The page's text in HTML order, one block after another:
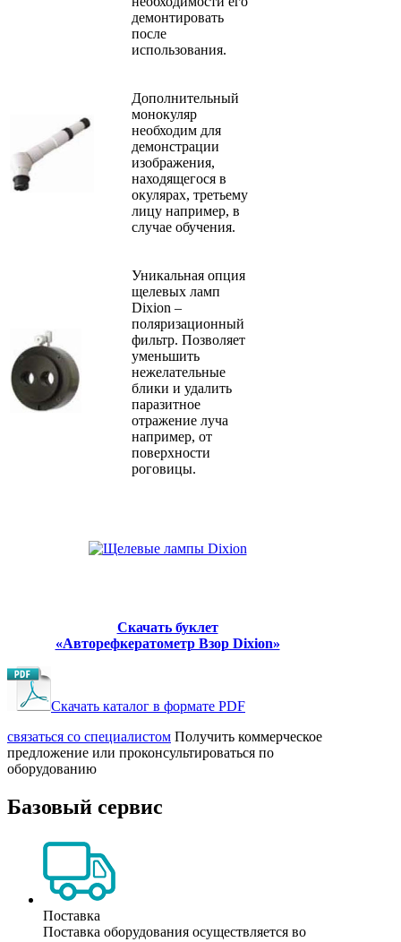
демонтировать
после
использования.
Дополнительный
монокуляр
необходим для
демонстрации
изображения,
находящегося в
окулярах, третьему
лицу например, в
случае обучения.
Уникальная опция
щелевых ламп
Dixion –
поляризационный
фильтр. Позволяет
уменьшить
нежелательные
блики и удалить
паразитное
отражение луча
например, от
поверхности
роговицы.
Скачать буклет
«Авторефкератометр Взор Dixion»
Скачать каталог в формате PDF
cвязаться со специалистом Получить коммерческое
предложение или проконсультироваться по
оборудованию
Базовый сервис
Поставка
Поставка оборудования осуществляется во